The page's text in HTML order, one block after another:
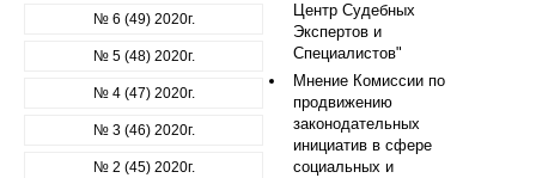
№ 6 (49) 2020г.
№ 5 (48) 2020г.
№ 4 (47) 2020г.
№ 3 (46) 2020г.
№ 2 (45) 2020г.
Центр Судебных
Экспертов и
Специалистов"
Мнение Комиссии по
продвижению
законодательных
инициатив в сфере
социальных и